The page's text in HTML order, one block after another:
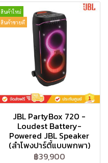
สินค้าใหม่
สินค้าขายดี
JBL PartyBox 720 -
Loudest Battery-
Powered JBL Speaker
(ลำโพงปาร์ตี้แบบพกพา)
฿39,900